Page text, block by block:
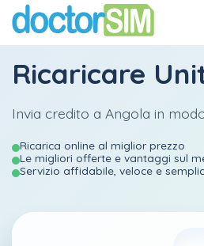
Ricaricare
Invia credito a Angola in
Ricarica online al miglior prezzo
Le migliori offerte e vantaggi sul
Servizio affidabile, veloce e